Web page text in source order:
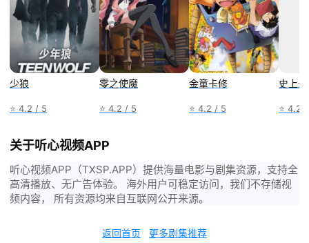
少狼
⭐ 4.2 / 5
零之使魔
⭐ 4.2 / 5
金童卡修
⭐ 4.2 / 5
史上
⭐ 4.2
关于听心视频APP
听心视频APP（TXSP.APP）提供海量电影与剧集资源，支持全
高清播放、无广告体验。 海外用户可稳定访问，我们不存储视
频内容， 所有资源均来自互联网公开来源。
返回首页 更多剧集推荐